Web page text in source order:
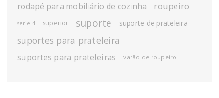
rodapé para mobiliário de cozinha roupeiro
serie 4 superior suporte suporte de prateleira
suportes para prateleira
suportes para prateleiras varão de roupeiro